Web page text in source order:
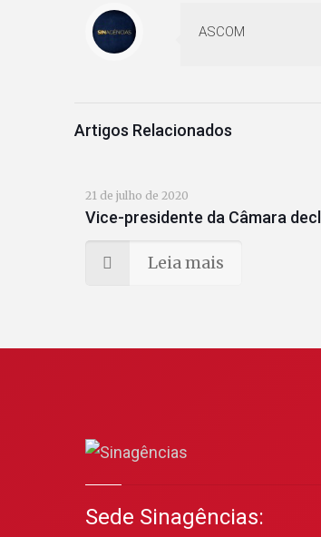
ASCOM
Artigos Relacionados
21 de julho de 2020
Vice-presidente da Câmara
Leia mais
Sede Sinagências: